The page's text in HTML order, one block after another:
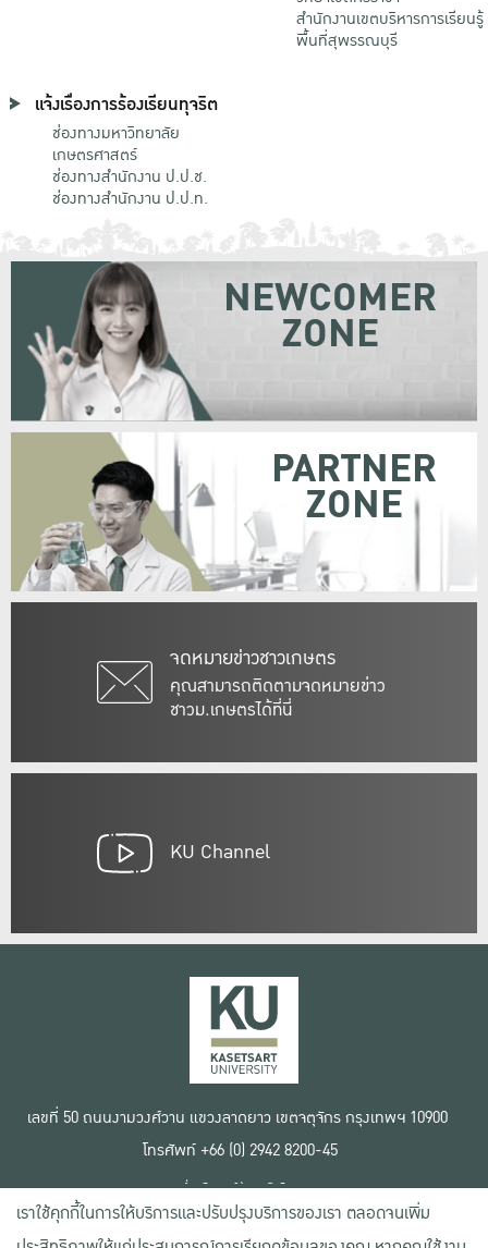
สำนักงานเขตบริหารการเรียนรู้
พื้นที่สุพรรณบุรี
แจ้งเรื่องการร้องเรียนทุจริต
ช่องทางมหาวิทยาลัย
เกษตรศาสตร์
ช่องทางสำนักงาน ป.ป.ช.
ช่องทางสำนักงาน ป.ป.ท.
จดหมายข่าวชาวเกษตร
คุณสามารถติดตามจดหมายข่าว
ชาวม.เกษตรได้ที่นี่
NEWCOMER
ZONE
PARTNER
ZONE
KU Channel
เลขที่ 50 ถนนงามวงศ์วาน แขวงลาดยาว เขตจตุจักร กรุงเทพฯ 10900
โทรศัพท์ +66 (0) 2942 8200-45
เงื่อนไขการใช้งานเว็บไซต์
ข้อตกลงด้านสิทธิ์ใช้งาน
นโยบายความเป็นส่วนตัว
เราใช้คุกกี้ในการให้บริการและปรับปรุงบริการของเรา ตลอดจนเพิ่ม